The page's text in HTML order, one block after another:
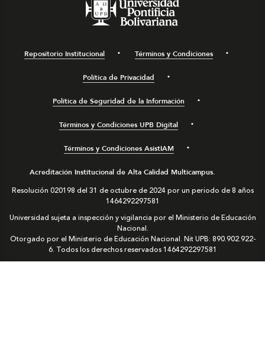
Repositorio Institucional Términos y Condiciones
Política de Privacidad
Política de Seguridad de la Información
Términos y Condiciones UPB Digital
Términos y Condiciones AsistIAM
Acreditación Institucional de Alta Calidad Multicampus.
Resolución 020198 del 31 de octubre de 2024 por un periodo de 8 años
1464292297581
Universidad sujeta a inspección y vigilancia por el Ministerio de Educación
Nacional.
Otorgado por el Ministerio de Educación Nacional. Nit UPB: 890.902.922-
6. Todos los derechos reservados1464292297581